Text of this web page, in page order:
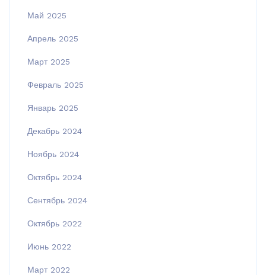
Май 2025
Апрель 2025
Март 2025
Февраль 2025
Январь 2025
Декабрь 2024
Ноябрь 2024
Октябрь 2024
Сентябрь 2024
Октябрь 2022
Июнь 2022
Март 2022